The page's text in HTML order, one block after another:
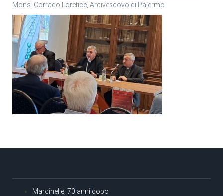
Mons. Corrado Lorefice, Arcivescovo di Palermo
Marcinelle, 70 anni dopo